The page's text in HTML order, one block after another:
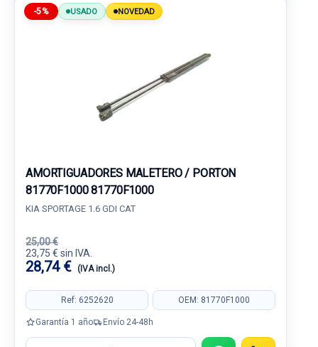
-5% USADO NOVEDAD
AMORTIGUADORES MALETERO / PORTON
81770F1000 81770F1000
KIA SPORTAGE 1.6 GDI CAT
25,00 €
23,75 € sin IVA.
28,74 € (IVA incl.)
Ref: 6252620 OEM: 81770F1000
Garantía 1 año Envío 24-48h